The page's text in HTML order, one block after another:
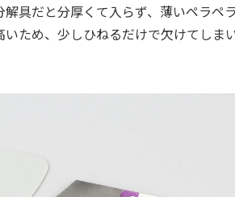
具だと分厚くて入らず、薄いペラペ
ため、少しひねるだけで欠けてしまい